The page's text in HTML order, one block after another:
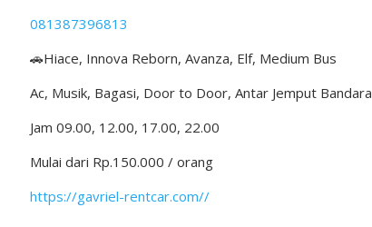
081387396813
🚗Hiace, Innova Reborn, Avanza, Elf, Medium Bus
Ac, Musik, Bagasi, Door to Door, Antar Jemput Bandara
Jam 09.00, 12.00, 17.00, 22.00
Mulai dari Rp.150.000 / orang
https://gavriel-rentcar.com//